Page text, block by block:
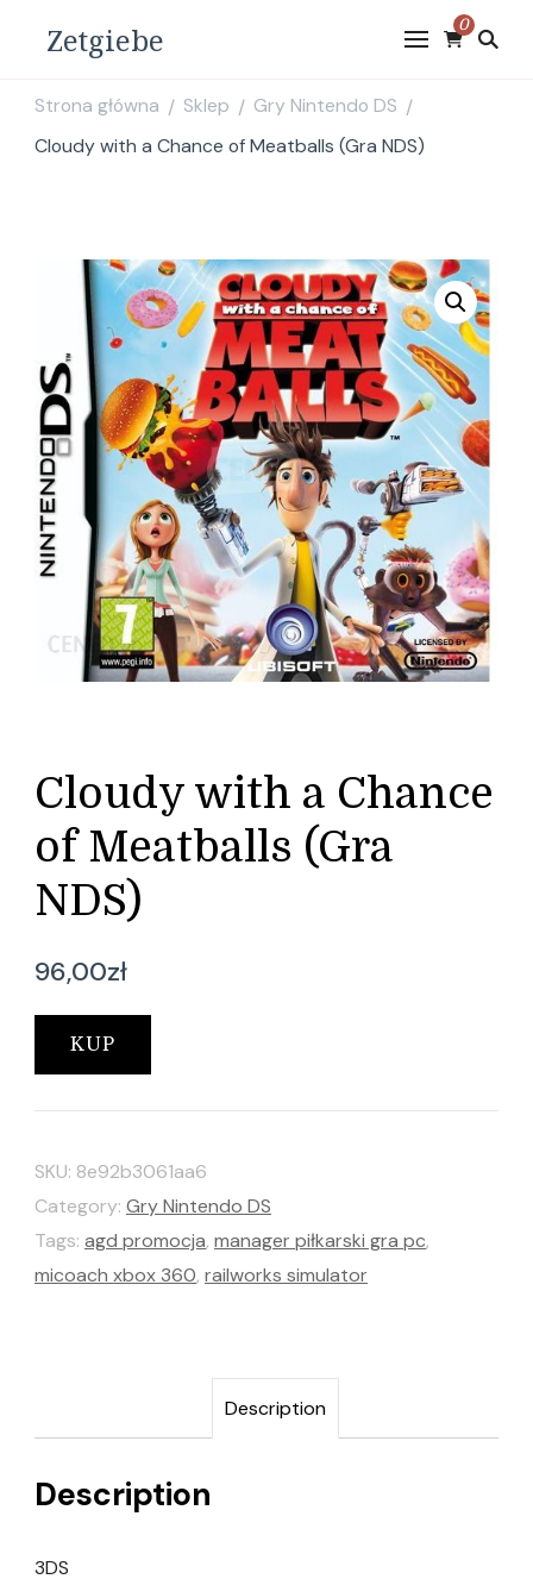
Zetgiebe 0
Strona główna / Sklep / Gry Nintendo DS /
Cloudy with a Chance of Meatballs (Gra NDS)
Cloudy with a Chance
of Meatballs (Gra
NDS)
96,00zł
KUP
SKU: 8e92b3061aa6
Category: Gry Nintendo DS
Tags: agd promocja, manager piłkarski gra pc,
micoach xbox 360, railworks simulator
Description
Description
3DS